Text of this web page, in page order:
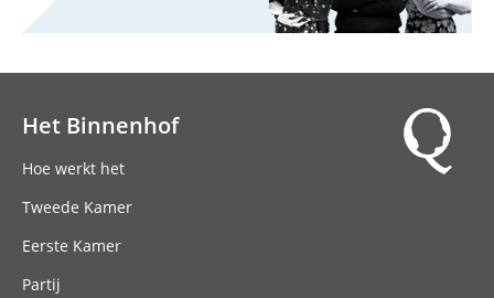
Het Binnenhof
Hoe werkt het
Tweede Kamer
Eerste Kamer
Partij